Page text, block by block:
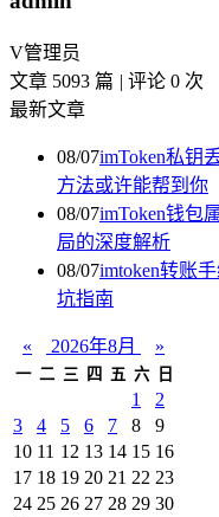
V管理员
文章 5093 篇 | 评论 0 次
最新文章
08/07imToken私钥
方法或许能帮到你
08/07imToken钱包
局的深度解析
08/07imtoken转账
坑指南
« 2026年8月 »
一 二 三 四 五 六 日
1
2
3
4 5 6 7 8
9
10 11 12 13 14 15 16
17 18 19 20 21 22 23
24 25 26 27 28 29 30